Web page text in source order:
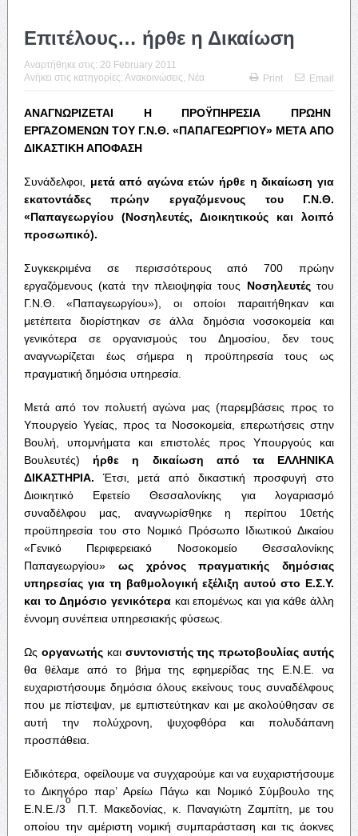
Επιτέλους… ήρθε η Δικαίωση
Αναρτήθηκε στις: 20 February 2011
Ανήκει στις κατηγορίες: Ανακοινώσεις Νέα Print Email
ΑΝΑΓΝΩΡΙΖΕΤΑΙ Η ΠΡΟΫΠΗΡΕΣΙΑ ΠΡΩΗΝ
ΕΡΓΑΖΟΜΕΝΩΝ ΤΟΥ Γ.Ν.Θ. «ΠΑΠΑΓΕΩΡΓΙΟΥ» ΜΕΤΑ ΑΠΟ
ΔΙΚΑΣΤΙΚΗ ΑΠΟΦΑΣΗ
Συνάδελφοι, μετά από αγώνα ετών ήρθε η δικαίωση για
εκατοντάδες πρώην εργαζόμενους του Γ.Ν.Θ.
«Παπαγεωργίου (Νοσηλευτές, Διοικητικούς και λοιπό
προσωπικό).
Συγκεκριμένα σε περισσότερους από 700 πρώην
εργαζόμενους (κατά την πλειοψηφία τους Νοσηλευτέςτου
Γ.Ν.Θ. «Παπαγεωργίου»), οι οποίοι παραιτήθηκαν και
μετέπειτα διορίστηκαν σε άλλα δημόσια νοσοκομεία και
γενικότερα σε οργανισμούς του Δημοσίου, δεν τους
αναγνωρίζεται έως σήμερα η προϋπηρεσία τους ως
πραγματική δημόσια υπηρεσία.
Μετά από τον πολυετή αγώνα μας (παρεμβάσεις προς το
Υπουργείο Υγείας, προς τα Νοσοκομεία, επερωτήσεις στην
Βουλή, υπομνήματα και επιστολές προς Υπουργούς και
Βουλευτές)ήρθε η δικαίωση από τα ΕΛΛΗΝΙΚΑ
ΔΙΚΑΣΤΗΡΙΑ. Έτσι, μετά από δικαστική προσφυγή στο
Διοικητικό Εφετείο Θεσσαλονίκης για λογαριασμό
συναδέλφου μας, αναγνωρίσθηκε η περίπου 10ετής
προϋπηρεσία του στο Νομικό Πρόσωπο Ιδιωτικού Δικαίου
«Γενικό Περιφερειακό Νοσοκομείο Θεσσαλονίκης
Παπαγεωργίου» ως χρόνος πραγματικής δημόσιας
υπηρεσίας για τη βαθμολογική εξέλιξη αυτού στο Ε.Σ.Υ.
και το Δημόσιο γενικότερακαι επομένως και για κάθε άλλη
έννομη συνέπεια υπηρεσιακής φύσεως.
Ως οργανωτήςκαι συντονιστής της πρωτοβουλίας αυτής
θα θέλαμε από το βήμα της εφημερίδας της Ε.Ν.Ε. να
ευχαριστήσουμε δημόσια όλους εκείνους τους συναδέλφους
που με πίστεψαν, με εμπιστεύτηκαν και με ακολούθησαν σε
αυτή την πολύχρονη, ψυχοφθόρα και πολυδάπανη
προσπάθεια.
Ειδικότερα, οφείλουμε να συγχαρούμε και να ευχαριστήσουμε
το Δικηγόρο παρ’ Αρείω Πάγω και Νομικό Σύμβουλο της
Ε.Ν.Ε./3
ο
Π.Τ. Μακεδονίας, κ. Παναγιώτη Ζαμπίτη, με του
οποίου την αμέριστη νομική συμπαράσταση και τις άοκνες